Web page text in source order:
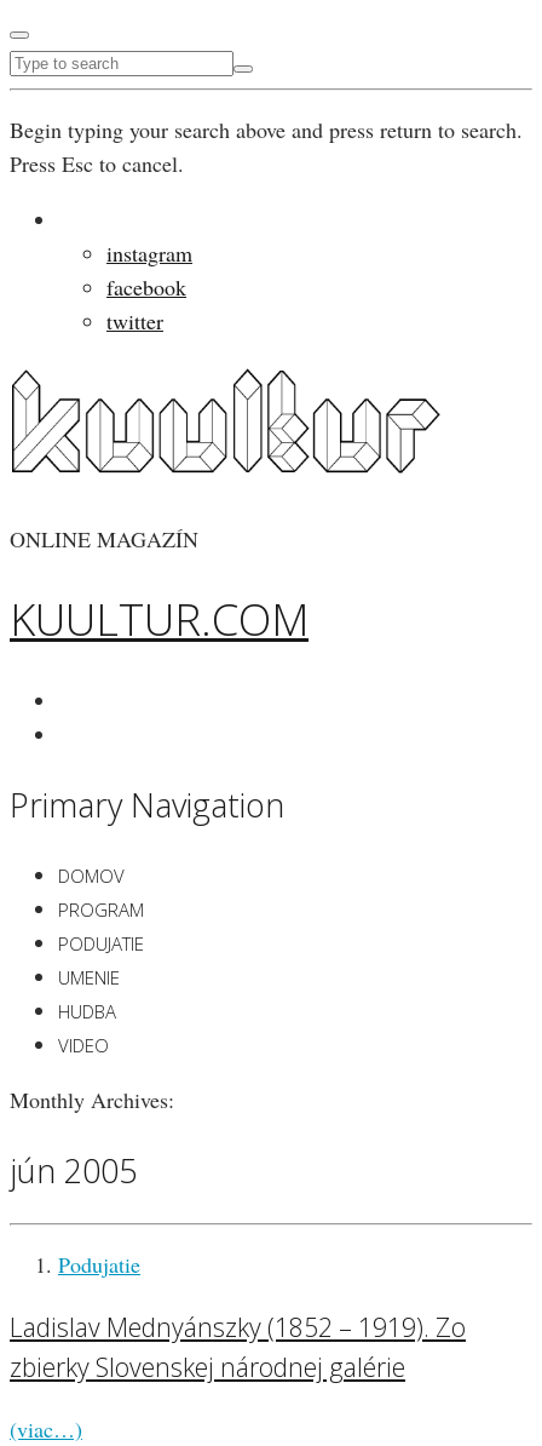
Begin typing your search above and press return to search.
Press Esc to cancel.
instagram
facebook
twitter
ONLINE MAGAZÍN
KUULTUR.COM
Primary Navigation
DOMOV
PROGRAM
PODUJATIE
UMENIE
HUDBA
VIDEO
Monthly Archives:
jún 2005
Podujatie
Ladislav Mednyánszky (1852 – 1919). Zo
zbierky Slovenskej národnej galérie
(viac…)